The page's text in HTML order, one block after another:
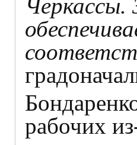
рабочих